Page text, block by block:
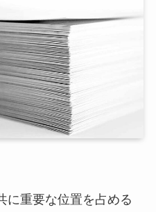
に重要な位置を占める